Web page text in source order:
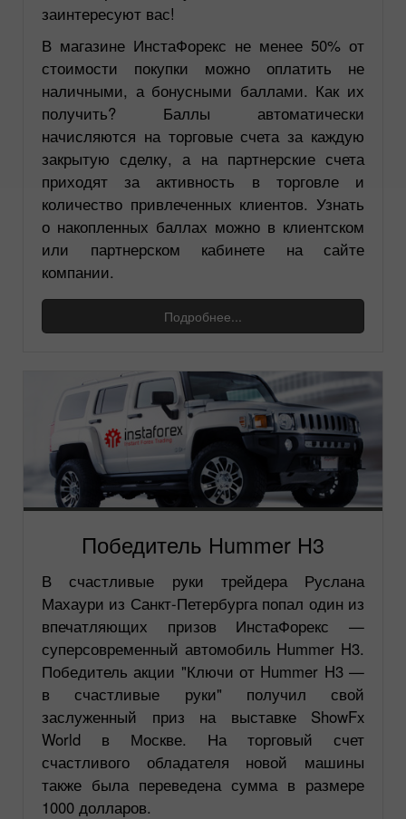
заинтересуют вас!
В магазине ИнстаФорекс не менее 50% от
стоимости покупки можно оплатить не
наличными, а бонусными баллами. Как их
получить? Баллы автоматически
начисляются на торговые счета за каждую
закрытую сделку, а на партнерские счета
приходят за активность в торговле и
количество привлеченных клиентов. Узнать
о накопленных баллах можно в клиентском
или партнерском кабинете на сайте
компании.
Подробнее...
Победитель Hummer H3
В счастливые руки трейдера Руслана
Махаури из Санкт-Петербурга попал один из
впечатляющих призов ИнстаФорекс —
суперсовременный автомобиль Hummer H3.
Победитель акции "Ключи от Hummer H3 —
в счастливые руки" получил свой
заслуженный приз на выставке ShowFx
World в Москве. На торговый счет
счастливого обладателя новой машины
также была переведена сумма в размере
1000 долларов.